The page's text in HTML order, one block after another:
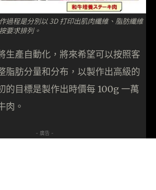
過程是分別以 3D 打印出肌肉纖維、脂肪纖維
要求排列。
生產自動化，將來希望可以按照客
脂肪分量和分布，以製作出高級的
的目標是製作出時價每 100g 一萬
肉。
- 廣告 -